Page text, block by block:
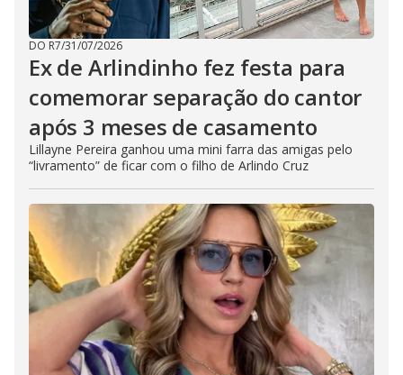
DO R7/31/07/2026
Ex de Arlindinho fez festa para
comemorar separação do cantor
após 3 meses de casamento
Lillayne Pereira ganhou uma mini farra das amigas pelo
“livramento” de ficar com o filho de Arlindo Cruz